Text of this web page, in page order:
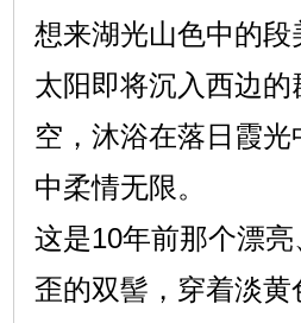
想来湖光山色中的
太阳即将沉入西边
空，沐浴在落日霞
中柔情无限。
这是10年前那个漂
歪的双髻，穿着淡